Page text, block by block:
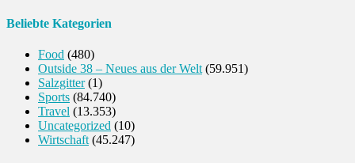
Beliebte Kategorien
Food (480)
Outside 38 – Neues aus der Welt (59.951)
Salzgitter(1)
Sports (84.740)
Travel (13.353)
Uncategorized (10)
Wirtschaft (45.247)